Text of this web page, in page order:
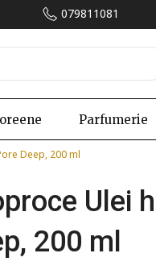
079811081
Parfumerie
Deep, 200 ml
Ulei
200 ml